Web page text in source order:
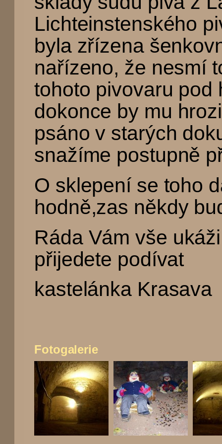
Lichteinstenského
byla zřízena
nařízeno, že nesmí
tohoto pivovaru pod
dokonce by mu
psáno v starých
snažíme postupně
O sklepení se toho
hodně,zas někdy
Ráda Vám vše
přijedete podívat
kastelánka Krasava
Fotogalerie